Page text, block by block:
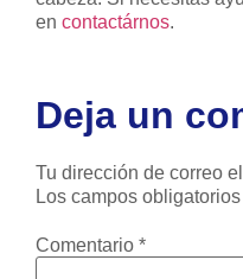
en contactárnos.
Deja un
Tu dirección de correo
Los campos
Comentario *